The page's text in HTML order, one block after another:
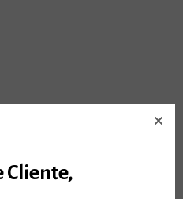
Cliente,